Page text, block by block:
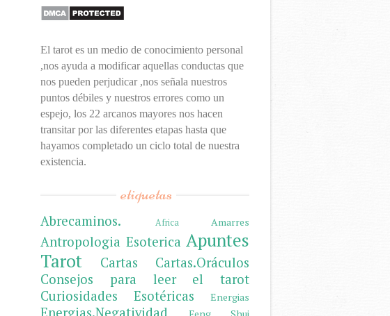
El tarot es un medio de conocimiento personal
,nos ayuda a modificar aquellas conductas que
nos pueden perjudicar ,nos señala nuestros
puntos débiles y nuestros errores como un
espejo, los 22 arcanos mayores nos hacen
transitar por las diferentes etapas hasta que
hayamos completado un ciclo total de nuestra
existencia.
etiquetas
Abrecaminos. Africa Amarres
Antropologia Esoterica Apuntes
Tarot
Cartas
Cartas.Oráculos
Consejos para leer el tarot
Curiosidades Esotéricas
Energias
Energias.Negatividad